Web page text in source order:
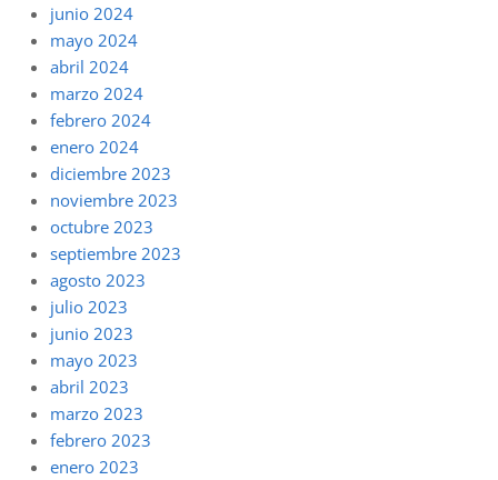
junio 2024
mayo 2024
abril 2024
marzo 2024
febrero 2024
enero 2024
diciembre 2023
noviembre 2023
octubre 2023
septiembre 2023
agosto 2023
julio 2023
junio 2023
mayo 2023
abril 2023
marzo 2023
febrero 2023
enero 2023